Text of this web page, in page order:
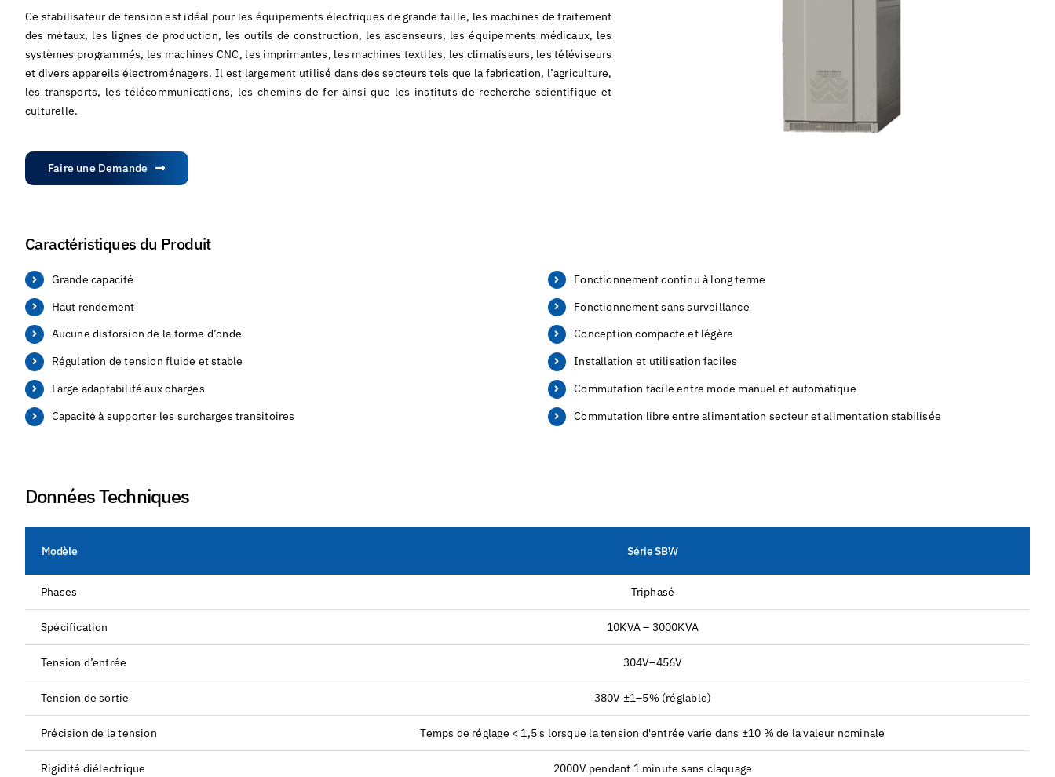
Ce stabilisateur de tension est idéal pour les équipements électriques de grande taille, les machines de traitement
des métaux, les lignes de production, les outils de construction, les ascenseurs, les équipements médicaux, les
systèmes programmés, les machines CNC, les imprimantes, les machines textiles, les climatiseurs, les téléviseurs
et divers appareils électroménagers. Il est largement utilisé dans des secteurs tels que la fabrication, l’agriculture,
les transports, les télécommunications, les chemins de fer ainsi que les instituts de recherche scientifique et
culturelle.
Faire une Demande
Caractéristiques du Produit
Grande capacité
Haut rendement
Aucune distorsion de la forme d’onde
Régulation de tension fluide et stable
Large adaptabilité aux charges
Capacité à supporter les surcharges transitoires
Fonctionnement continu à long terme
Fonctionnement sans surveillance
Conception compacte et légère
Installation et utilisation faciles
Commutation facile entre mode manuel et automatique
Commutation libre entre alimentation secteur et alimentation stabilisée
Données Techniques
Modèle Série SBW
Phases Triphasé
Spécification 10KVA – 3000KVA
Tension d’entrée 304V–456V
Tension de sortie 380V ±1–5% (réglable)
Précision de la tension Temps de réglage < 1,5 s lorsque la tension d'entrée varie dans ±10 % de la valeur nominale
Rigidité diélectrique 2000V pendant 1 minute sans claquage